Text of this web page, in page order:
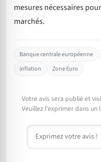
mesures nécessaires
marchés.
Banque centrale européenne
inflation
Zone Euro
Votre avis sera publié et
Veuillez l'exprimer dans un
Commentaire